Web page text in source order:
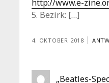
http://www.e-
5. Bezirk: […]
4. OKTOBER 2018
„Beatles-